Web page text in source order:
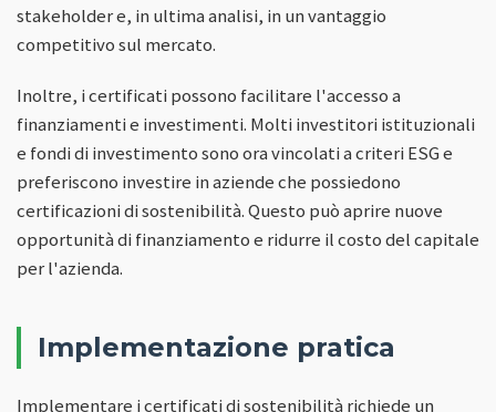
stakeholder e, in ultima analisi, in un vantaggio
competitivo sul mercato.
Inoltre, i certificati possono facilitare l'accesso a
finanziamenti e investimenti. Molti investitori istituzionali
e fondi di investimento sono ora vincolati a criteri ESG e
preferiscono investire in aziende che possiedono
certificazioni di sostenibilità. Questo può aprire nuove
opportunità di finanziamento e ridurre il costo del capitale
per l'azienda.
Implementazione pratica
Implementare i certificati di sostenibilità richiede un